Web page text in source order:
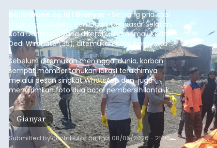
balitribune.co.id I Gianyar - Seorang pria asal
Lingkungan Dalem, Pemogan, Denpasar Selatan,
Kota Denpasar, yang diketahui bernama I Kadek
Dedi Wiranata (35), ditemukan tidak bernyawa di
pesisir Pantai Purnama, Sukawati.
Sebelum ditemukan meninggal dunia, korban
sempat memberitahukan lokasi terakhirnya
melalui pesan singkat WhatsApp dan juga
mengirimkan foto dua botol pembersih lantai ke
istrinya.
Gianyar
Submitted bycontributoronThu, 08/06/2026 - 21:06